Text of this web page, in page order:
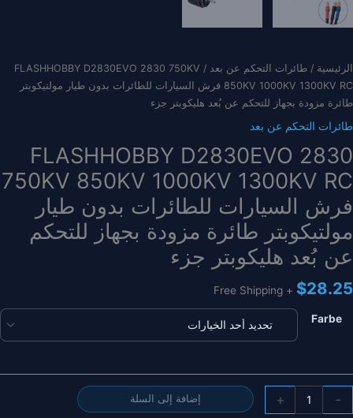
الرئيسية / طائرات التحكم عن بعد
/ FLASHHOBBY D2830EVO 2830 750KV
850KV 1000KV 1300KV RC فرش السيارات للطائرات بدون طيار مولتيكوبتر
طائرة مزودة بجهاز للتحكم عن بُعد هليكوبتر جزء
طائرات التحكم عن بعد
FLASHHOBBY D2830EVO 2830
750KV 850KV 1000KV 1300KV RC
فرش السيارات للطائرات بدون طيار
مولتيكوبتر طائرة مزودة بجهاز للتحكم
عن بُعد هليكوبتر جزء
$28.25
+ Free Shipping
Farbe
-
FLASHHOBBY
+ إضافة إلى السلة